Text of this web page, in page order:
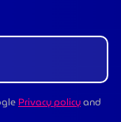
Privacy policyand